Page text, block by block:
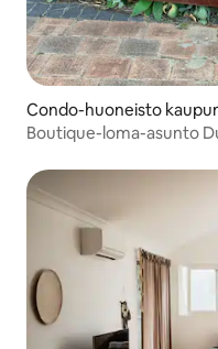
Condo-huoneisto
Boutique-loma-asunto